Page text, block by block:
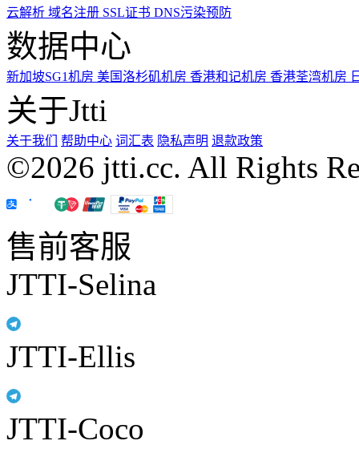
云解析 域名注册 SSL证书 DNS污染预防
数据中心
新加坡SG1机房 美国洛杉矶机房 香港和记机房 香港荃湾机房
关于Jtti
关于我们 帮助中心 词汇表 隐私声明 退款政策
©2026 jtti.cc. All Rights
售前客服
JTTI-Selina
JTTI-Ellis
JTTI-Coco